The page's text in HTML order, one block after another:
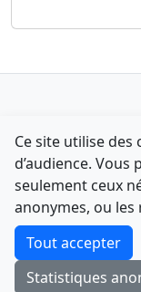
F-Droid·
©
Comment avez-
Une courte
Envoyer
Ce site utilise des
d’audience. Vous
seulement ceux
anonymes, ou les
Tout accepter
Statistiques